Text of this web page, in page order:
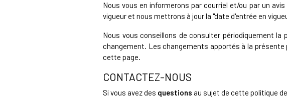
Nous vous en informerons par courriel et/ou par un
vigueur et nous mettrons à jour la "date d'entrée en
Nous vous conseillons de consulter périodiquement
changement. Les changements apportés à la
cette page.
CONTACTEZ-NOUS
Si vous avez des questions au sujet de cette politique